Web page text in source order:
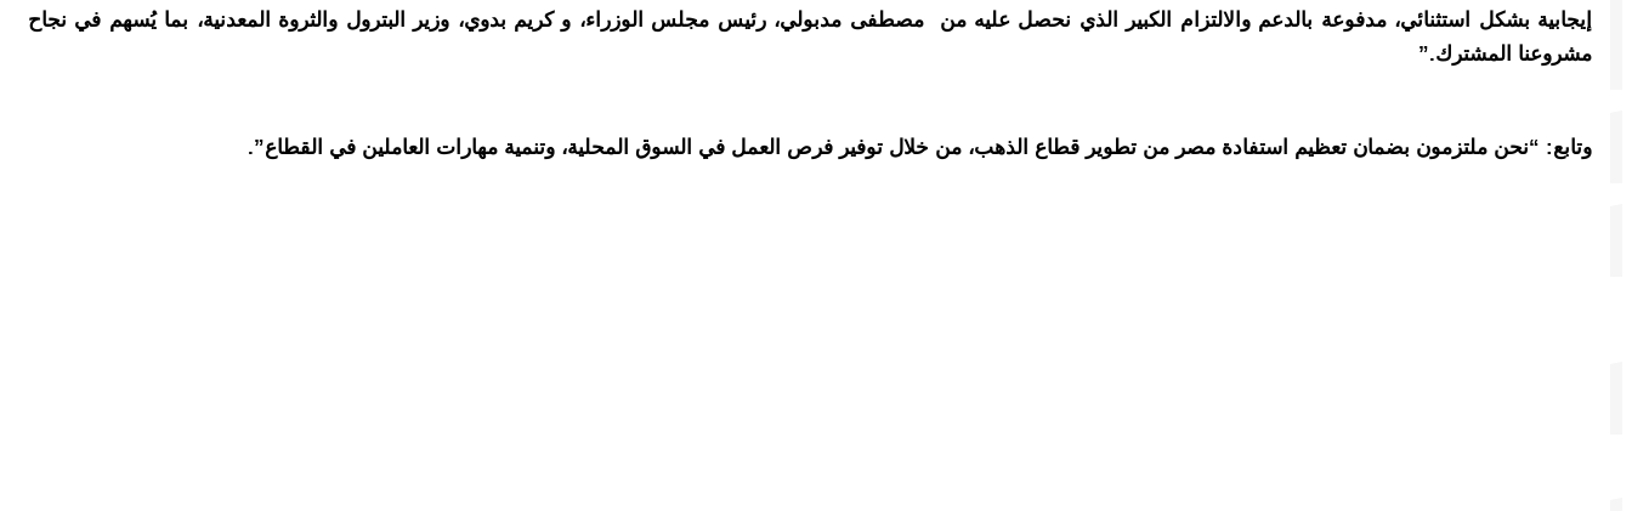
إيجابية بشكل استثنائي، مدفوعة بالدعم والالتزام الكبير الذي نحصل عليه من مصطفى مدبولي، رئيس مجلس الوزراء، و كريم بدوي، وزير البترول والثروة المعدنية، بما يُسهم في نجاح
مشروعنا المشترك.”
وتابع: “نحن ملتزمون بضمان تعظيم استفادة مصر من تطوير قطاع الذهب، من خلال توفير فرص العمل في السوق المحلية، وتنمية مهارات العاملين في القطاع”.